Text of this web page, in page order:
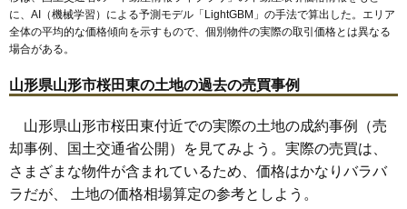
64 成沢西 23万円 1,756万円 21.4%
65
67 島 23万円 1,719万円 31.1%
68 城北町 23万円 1,032万円 9.9%
69 肴町 23万円 1,247万円 10.7%
70 南館 23万円 1,502万円 20.5%
71 富の中 23万円 1,421万円
に、AI（機械学習）による予測モデル「LightGBM」の手法で算出した。エリア
全体の平均的な価格傾向を示すもので、個別物件の実際の取引価格とは異なる
場合がある。
山形県山形市桜田東の土地の過去の売買事例
山形県山形市桜田東付近での実際の土地の成約事例（売
却事例、国土交通省公開）を見てみよう。実際の売買は、
さまざまな物件が含まれているため、価格はかなりバラバ
ラだが、 土地の価格相場算定の参考としよう。